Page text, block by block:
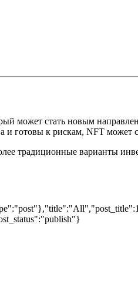
стать новым
готовы к рискам, NFT может
традиционные варианты